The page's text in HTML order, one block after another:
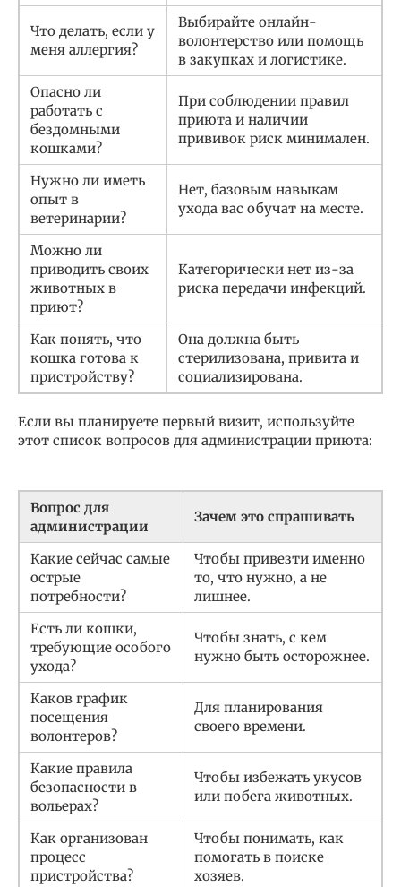
Что делать, если у
меня аллергия?
Выбирайте онлайн-
волонтерство или помощь
в закупках и логистике.
Опасно ли
работать с
бездомными
кошками?
При соблюдении правил
приюта и наличии
прививок риск минимален.
Нужно ли иметь
опыт в
ветеринарии?
Нет, базовым навыкам
ухода вас обучат на месте.
Можно ли
приводить своих
животных в
приют?
Категорически нет из-за
риска передачи инфекций.
Как понять, что
кошка готова к
пристройству?
Она должна быть
стерилизована, привита и
социализирована.
Если вы планируете первый визит, используйте
этот список вопросов для администрации приюта:
Вопрос для
администрации
Зачем это спрашивать
Какие сейчас самые
острые
потребности?
Чтобы привезти именно
то, что нужно, а не
лишнее.
Есть ли кошки,
требующие особого
ухода?
Чтобы знать, с кем
нужно быть осторожнее.
Каков график
посещения
волонтеров?
Для планирования
своего времени.
Какие правила
безопасности в
вольерах?
Чтобы избежать укусов
или побега животных.
Как организован
процесс
пристройства?
Чтобы понимать, как
помогать в поиске
хозяев.